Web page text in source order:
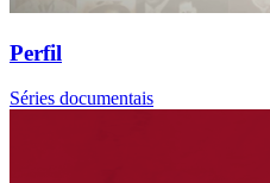
Perfil
Séries documentais